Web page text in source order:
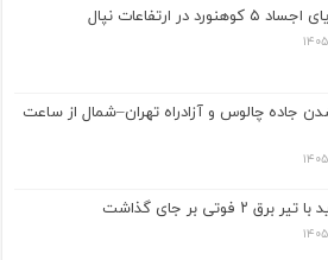
در ارتفاعات نپال
جاده چالوس و آزادراه تهران–شمال از ساعت
۲ فوتی بر جای گذاشت